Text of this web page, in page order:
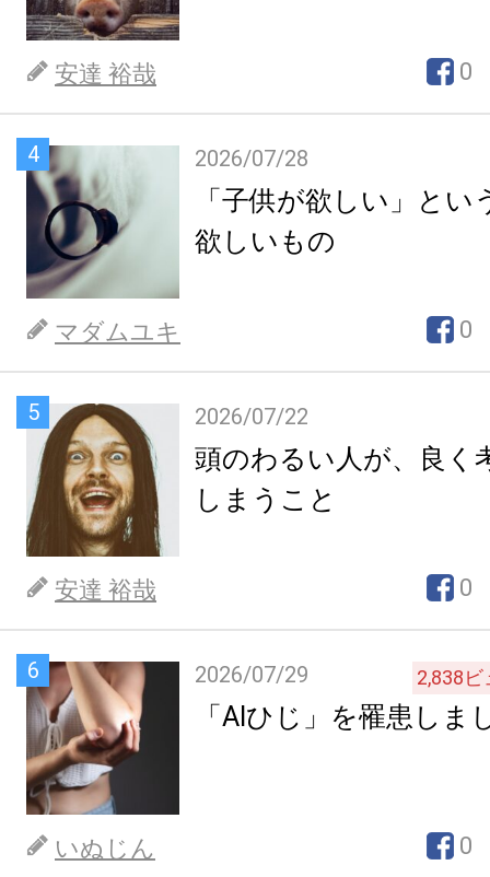
安達 裕哉 0
4 2026/07/28
「子供が欲しい」とい
欲しいもの
マダムユキ 0
5 2026/07/22
頭のわるい人が、良く
しまうこと
安達 裕哉 0
6 2026/07/29 2,838ビ
「AIひじ」を罹患しま
いぬじん 0